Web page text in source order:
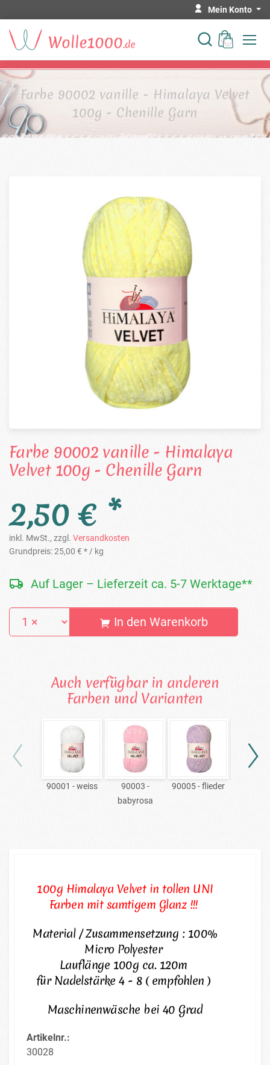
Mein Konto
Farbe 90002 vanille - Himalaya Velvet
100g - Chenille Garn
Farbe 90002 vanille - Himalaya
Velvet 100g - Chenille Garn
2,50 € *
inkl. MwSt., zzgl. Versandkosten
Grundpreis:25,00 € * / kg
Auf Lager – Lieferzeit ca. 5-7 Werktage**
In den Warenkorb
Auch verfügbar in anderen
Farben und Varianten
90001 - weiss
90003 -
babyrosa
90005 - flieder
100g Himalaya Velvet in tollen UNI
Farben mit samtigem Glanz !!!
Material / Zusammensetzung : 100%
Micro Polyester
Lauflänge 100g ca. 120m
für Nadelstärke 4 - 8 ( empfohlen )
Maschinenwäsche bei 40 Grad
Artikelnr.:
30028